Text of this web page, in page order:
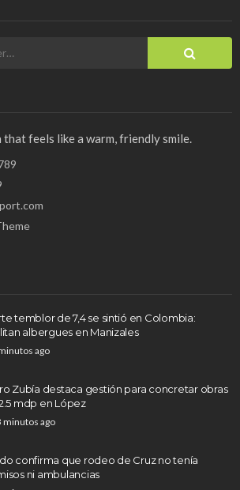
feels like a warm, friendly smile.
temblor de 7,4 se sintió en Colombia:
albergues en Manizales
ago
Zubía destaca gestión para concretar obras
mdp en López
minutos ago
confirma que rodeo de Cruz no tenía
ni ambulancias